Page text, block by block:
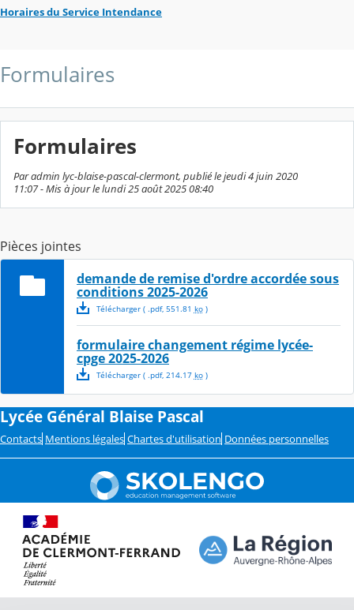
Horaires du Service Intendance
Formulaires
Formulaires
Par admin lyc-blaise-pascal-clermont, publié le jeudi 4 juin 2020
11:07 - Mis à jour le lundi 25 août 2025 08:40
Pièces jointes
demande de remise d'ordre accordée sous
conditions 2025-2026
Télécharger( .pdf, 551.81 ko)
formulaire changement régime lycée-
cpge 2025-2026
Télécharger( .pdf, 214.17 ko)
Lycée Général Blaise Pascal
Contacts Mentions légales Chartes d'utilisation Données personnelles